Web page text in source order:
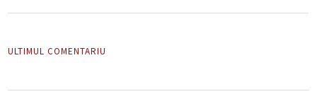
ULTIMUL COMENTARIU